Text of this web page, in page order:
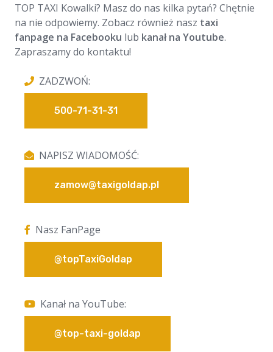
TOP TAXI Kowalki? Masz do nas kilka pytań? Chętnie
na nie odpowiemy. Zobacz również nasz taxi
fanpage na Facebooku lub kanał na Youtube.
Zapraszamy do kontaktu!
ZADZWOŃ:
500-71-31-31
NAPISZ WIADOMOŚĆ:
zamow@taxigoldap.pl
Nasz FanPage
@topTaxiGoldap
Kanał na YouTube:
@top-taxi-goldap